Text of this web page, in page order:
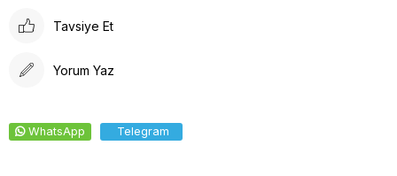
Tavsiye Et
Yorum Yaz
WhatsApp Telegram